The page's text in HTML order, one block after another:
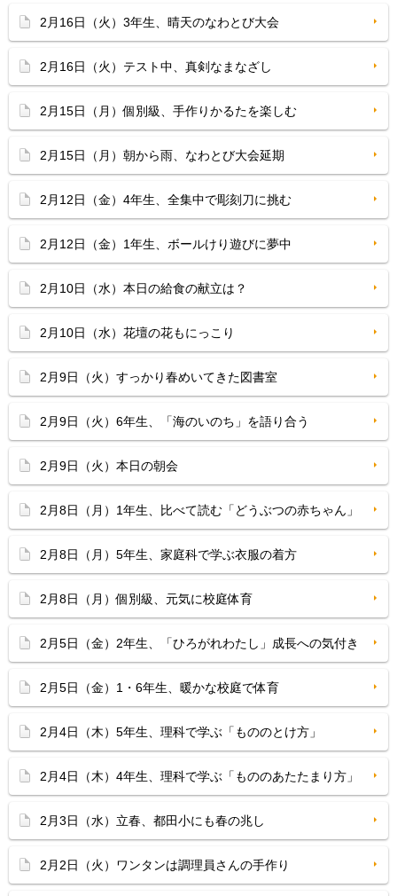
2月16日（火）3年生、晴天のなわとび大会
2月16日（火）テスト中、真剣なまなざし
2月15日（月）個別級、手作りかるたを楽しむ
2月15日（月）朝から雨、なわとび大会延期
2月12日（金）4年生、全集中で彫刻刀に挑む
2月12日（金）1年生、ボールけり遊びに夢中
2月10日（水）本日の給食の献立は？
2月10日（水）花壇の花もにっこり
2月9日（火）すっかり春めいてきた図書室
2月9日（火）6年生、「海のいのち」を語り合う
2月9日（火）本日の朝会
2月8日（月）1年生、比べて読む「どうぶつの赤ちゃん」
2月8日（月）5年生、家庭科で学ぶ衣服の着方
2月8日（月）個別級、元気に校庭体育
2月5日（金）2年生、「ひろがれわたし」成長への気付き
2月5日（金）1・6年生、暖かな校庭で体育
2月4日（木）5年生、理科で学ぶ「もののとけ方」
2月4日（木）4年生、理科で学ぶ「もののあたたまり方」
2月3日（水）立春、都田小にも春の兆し
2月2日（火）ワンタンは調理員さんの手作り